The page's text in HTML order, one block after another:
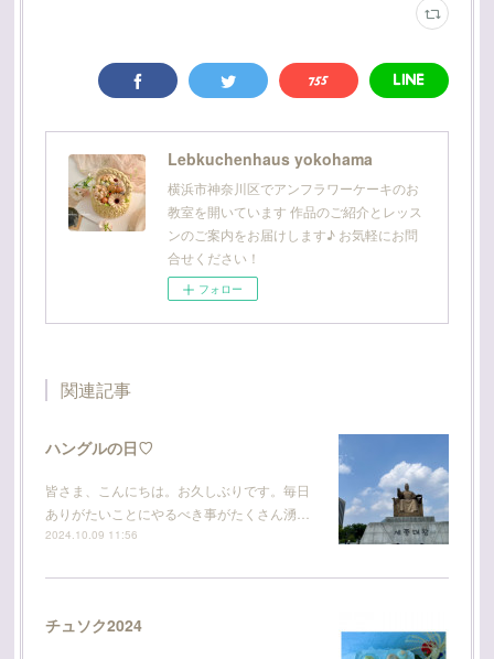
Lebkuchenhaus yokohama
横浜市神奈川区でアンフラワーケーキのお
教室を開いています 作品のご紹介とレッス
ンのご案内をお届けします♪ お気軽にお問
合せください！
フォロー
関連記事
ハングルの日♡
皆さま、こんにちは。お久しぶりです。毎日
ありがたいことにやるべき事がたくさん湧…
2024.10.09 11:56
チュソク2024